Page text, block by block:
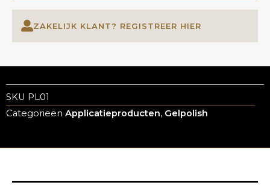
ZAKELIJK KLANT? REGISTREER HIER
SKU PL01
Categorieën Applicatieproducten, Gelpolish